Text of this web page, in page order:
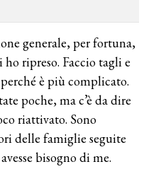
generale, per fortuna,
ripreso. Faccio tagli e
è più complicato.
poche, ma c’è da dire
riattivato. Sono
delle famiglie seguite
bisogno di me.